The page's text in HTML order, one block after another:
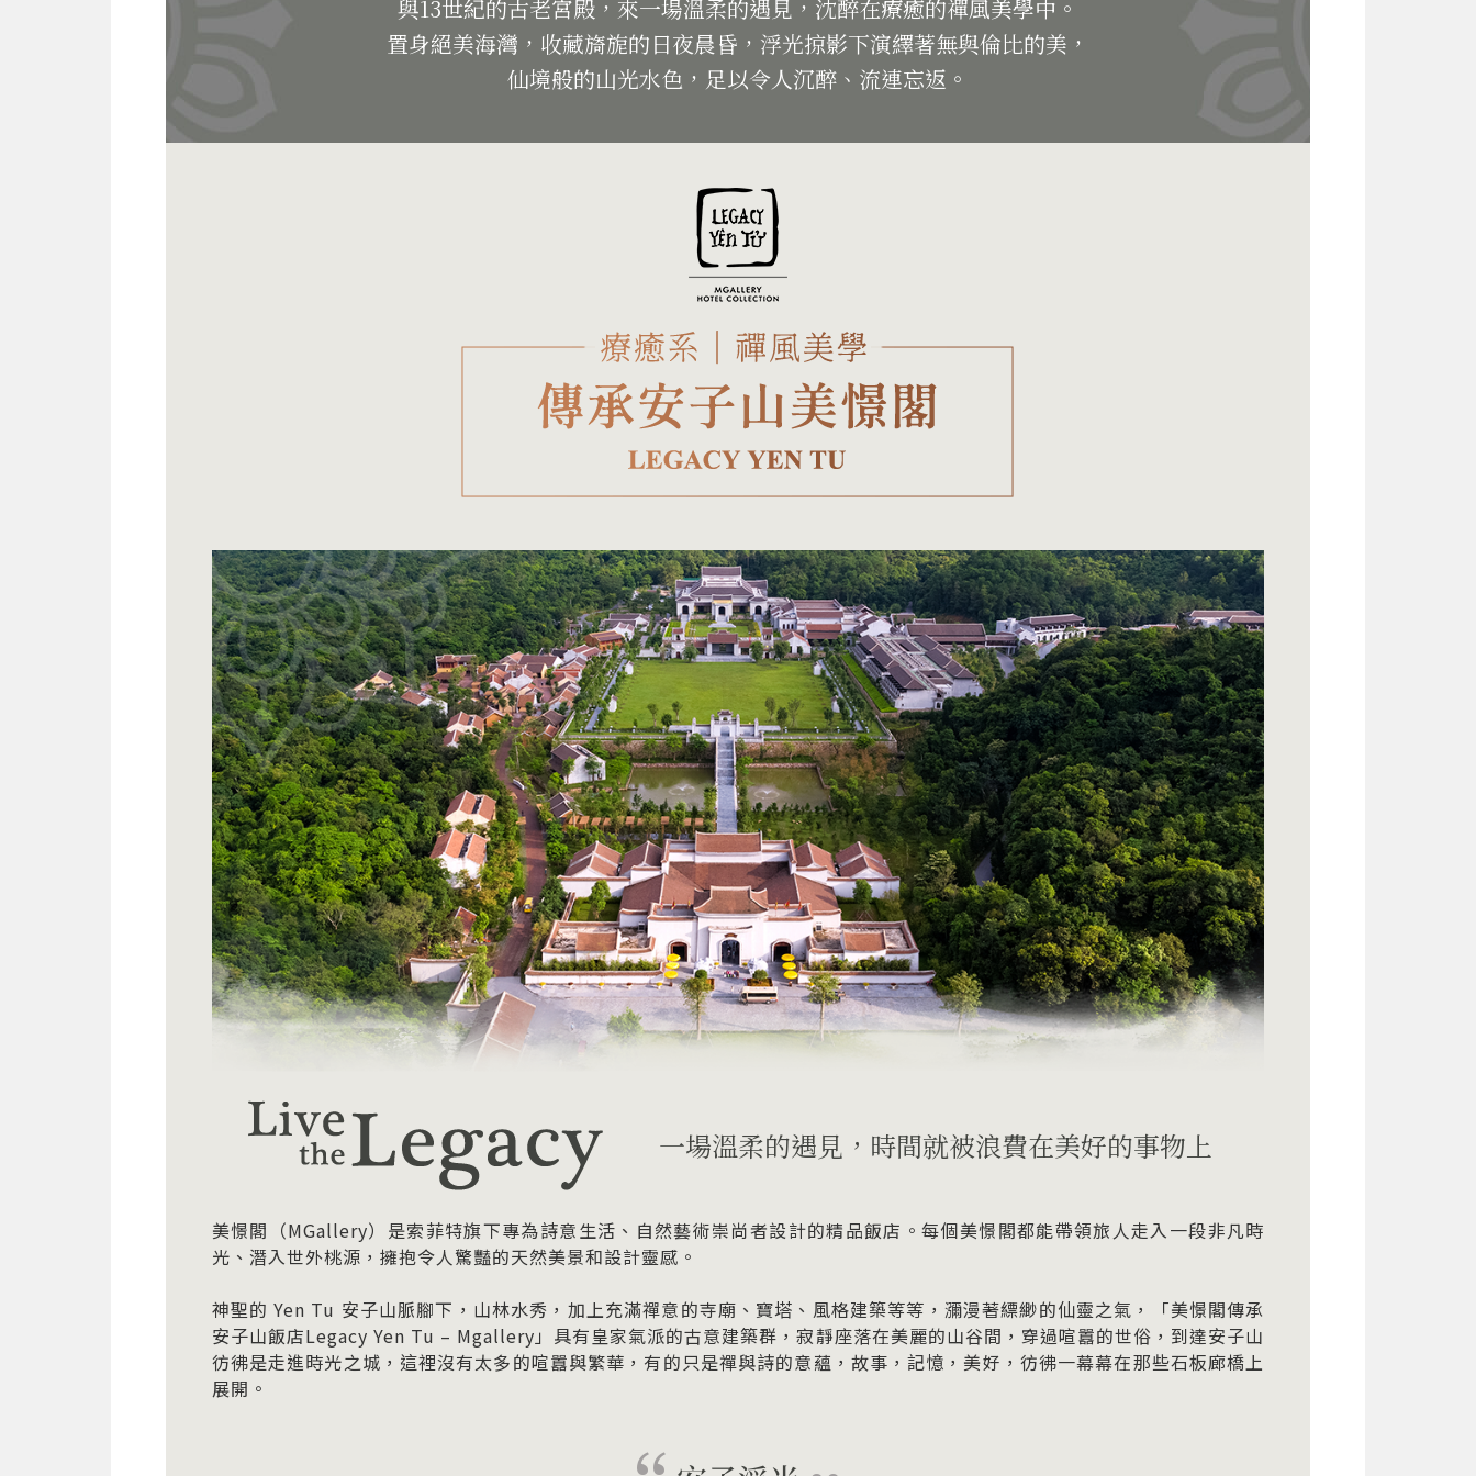
與13世紀的古老宮殿，來一場溫柔的遇見，沈醉在療癒的禪風美學中。
置身絕美海灣，收藏旖旎的日夜晨昏，浮光掠影下演繹著無與倫比的美，
仙境般的山光水色，足以令人沉醉、流連忘返。
一場溫柔的遇見，時間就被浪費在美好的事物上
美憬閣（MGallery）是索菲特旗下專為詩意生活、自然藝術崇尚者設計的精品飯店。每個美憬閣都能帶領旅人走入一段非凡時
光、潛入世外桃源，擁抱令人驚豔的天然美景和設計靈感。
神聖的 Yen Tu 安子山脈腳下，山林水秀，加上充滿禪意的寺廟、寶塔、風格建築等等，瀰漫著縹緲的仙靈之氣，「美憬閣傳承
安子山飯店Legacy Yen Tu – Mgallery」具有皇家氣派的古意建築群，寂靜座落在美麗的山谷間，穿過喧囂的世俗，到達安子山
彷彿是走進時光之城，這裡沒有太多的喧囂與繁華，有的只是禪與詩的意蘊，故事，記憶，美好，彷彿一幕幕在那些石板廊橋上
展開。